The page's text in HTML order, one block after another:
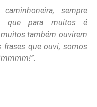
sempre
que para muitos é
também ouvirem
frases que ouvi, somos